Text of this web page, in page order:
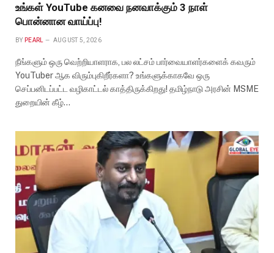
உங்கள் YouTube கனவை நனவாக்கும் 3 நாள்
பொன்னான வாய்ப்பு!
BY PEARL AUGUST 5, 2026
நீங்களும் ஒரு வெற்றியாளராக, பல லட்சம் பார்வையாளர்களைக் கவரும்
YouTuber ஆக விரும்புகிறீர்களா? உங்களுக்காகவே ஒரு
செப்பனிடப்பட்ட வழிகாட்டல் காத்திருக்கிறது! தமிழ்நாடு அரசின் MSME
துறையின் கீழ்…